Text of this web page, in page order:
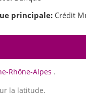
principale: Crédit
Rhône-Alpes .
la latitude.